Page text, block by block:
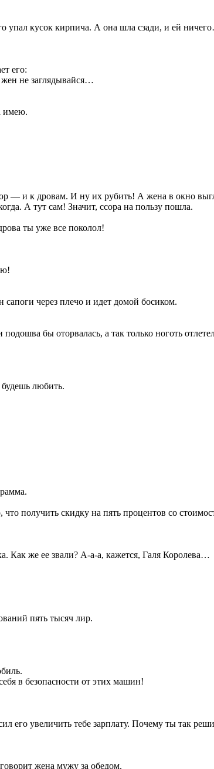
упал кусок кирпича. А она шла сзади, и ей
его:
не заглядывайся…
имею.
— и к дровам. И ну их рубить! А жена в окно
А тут сам! Значит, ссора на пользу пошла.
ты уже все поколол!
через плечо и идет домой босиком.
бы оторвалась, а так только ноготь
любить.
получить скидку на пять процентов со
Как же ее звали? А-а-а, кажется, Галя Королева…
пять тысяч лир.
в безопасности от этих машин!
его увеличить тебе зарплату. Почему ты так
жена мужу за обедом.